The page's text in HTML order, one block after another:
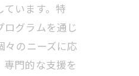
います。特
グラムを通じ
々のニーズに応
門的な支援を